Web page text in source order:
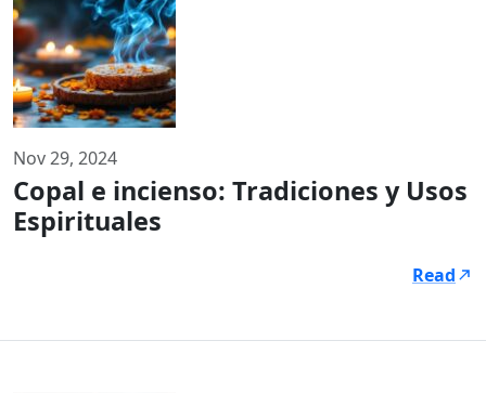
Nov 29, 2024
Copal e incienso: Tradiciones y Usos
Espirituales
Read